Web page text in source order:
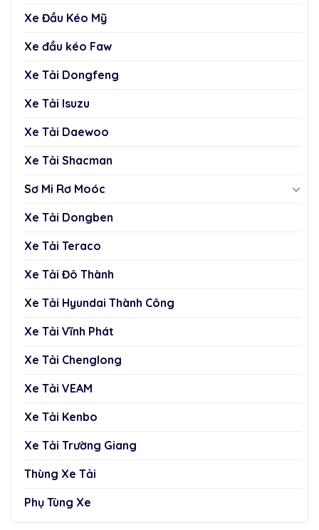
Xe Đầu Kéo Mỹ
Xe đầu kéo Faw
Xe Tải Dongfeng
Xe Tải Isuzu
Xe Tải Daewoo
Xe Tải Shacman
Sơ Mi Rơ Moóc
Xe Tải Dongben
Xe Tải Teraco
Xe Tải Đô Thành
Xe Tải Hyundai Thành Công
Xe Tải Vĩnh Phát
Xe Tải Chenglong
Xe Tải VEAM
Xe Tải Kenbo
Xe Tải Trường Giang
Thùng Xe Tải
Phụ Tùng Xe